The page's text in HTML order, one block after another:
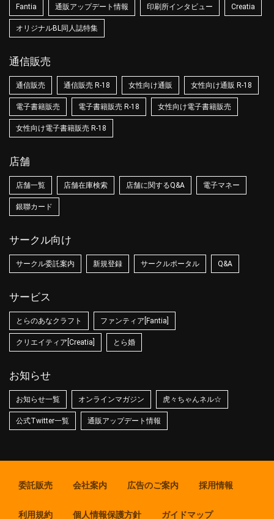
Fantia 通販アップデート情報 印刷所インタビュー Creatia
オリジナルBL同人誌特集
通信販売
通信販売 通信販売 R-18 女性向け通販 女性向け通販 R-18
電子書籍販売 電子書籍販売 R-18 女性向け電子書籍販売
女性向け電子書籍販売 R-18
店舗
店舗一覧 店舗在庫検索 店舗に関するQ&A 電子マネー
銀聯カード
サークル向け
サークル委託案内 新規登録 サークルポータル Q&A
サービス
とらのあなクラフト ファンティア[Fantia]
クリエイティア[Creatia] とら婚
お知らせ
お知らせ一覧 オンラインマガジン 虎々ちゃんネル☆
公式Twitter一覧 通販アップデート情報
委託販売 会社案内 広告のご案内 採用情報
利用規約 個人情報保護方針 ガイドマップ